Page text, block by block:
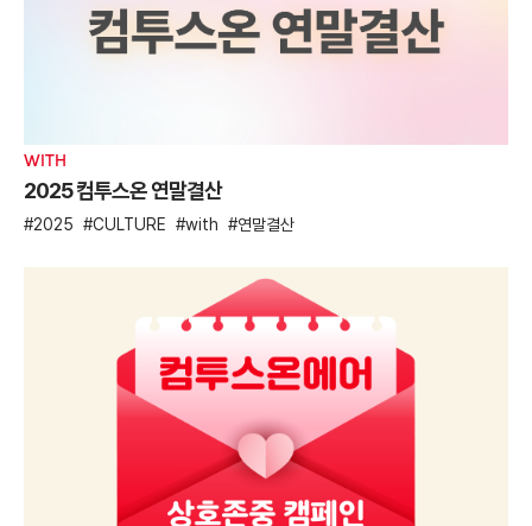
WITH
2025 컴투스온 연말결산
2025 CULTURE with 연말결산